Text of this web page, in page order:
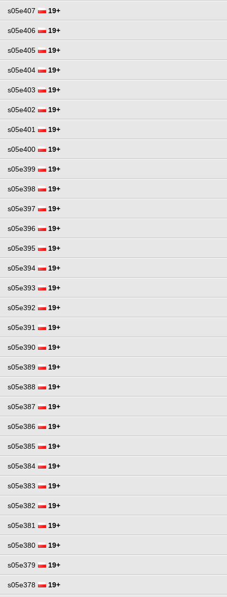
s05e407 19+
s05e406 19+
s05e405 19+
s05e404 19+
s05e403 19+
s05e402 19+
s05e401 19+
s05e400 19+
s05e399 19+
s05e398 19+
s05e397 19+
s05e396 19+
s05e395 19+
s05e394 19+
s05e393 19+
s05e392 19+
s05e391 19+
s05e390 19+
s05e389 19+
s05e388 19+
s05e387 19+
s05e386 19+
s05e385 19+
s05e384 19+
s05e383 19+
s05e382 19+
s05e381 19+
s05e380 19+
s05e379 19+
s05e378 19+